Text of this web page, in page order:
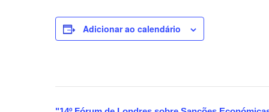
Adicionar ao calendário